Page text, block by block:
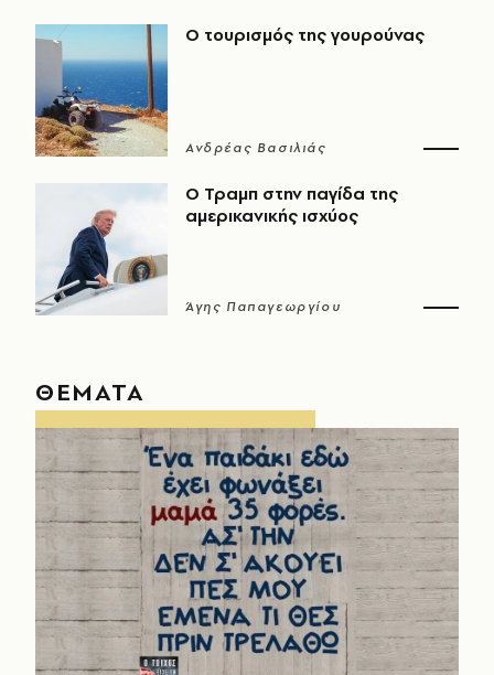
Ο τουρισμός της γουρούνας
Ανδρέας Βασιλιάς
Ο Τραμπ στην παγίδα της
αμερικανικής ισχύος
Άγης Παπαγεωργίου
ΘΕΜΑΤΑ